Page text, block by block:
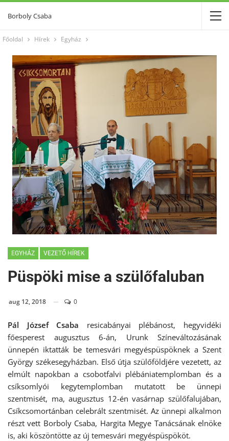
Borboly Csaba
Főoldal Hírek Egyház
EGYHÁZ VEZETŐ HÍREK
Püspöki mise a szülőfaluban
aug 12, 2018 0
Pál József Csaba resicabányai plébánost, hegyvidéki
főesperest augusztus 6-án, Urunk Színeváltozásának
ünnepén iktatták be temesvári megyéspüspöknek a Szent
György székesegyházban. Első útja szülőföldjére vezetett, az
elmúlt napokban a csobotfalvi plébániatemplomban és a
csíksomlyói kegytemplomban mutatott be ünnepi
szentmisét, ma, augusztus 12-én vasárnap szülőfalujában,
Csíkcsomortánban celebrált szentmisét. Az ünnepi alkalmon
részt vett Borboly Csaba, Hargita Megye Tanácsának elnöke
is, aki köszöntötte az új temesvári megyéspüspököt.